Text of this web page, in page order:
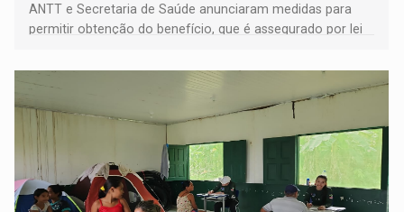
ANTT e Secretaria de Saúde anunciaram medidas para
permitir obtenção do benefício, que é assegurado por lei